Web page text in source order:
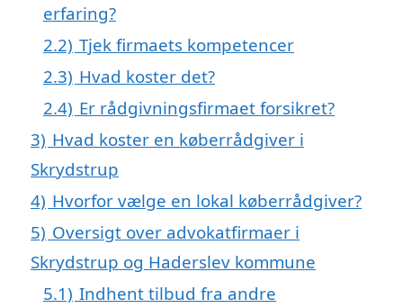
erfaring?
2.2) Tjek firmaets kompetencer
2.3) Hvad koster det?
2.4) Er rådgivningsfirmaet forsikret?
3) Hvad koster en køberrådgiver i
Skrydstrup
4) Hvorfor vælge en lokal køberrådgiver?
5) Oversigt over advokatfirmaer i
Skrydstrup og Haderslev kommune
5.1) Indhent tilbud fra andre